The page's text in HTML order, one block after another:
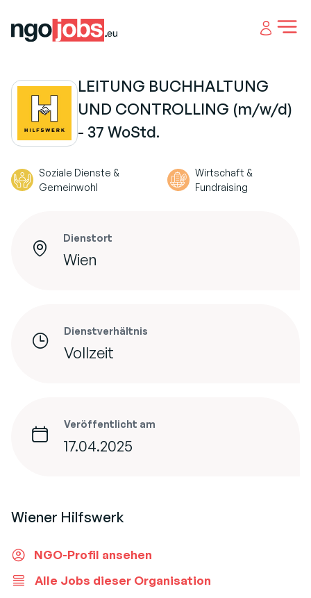
Open
LEITUNG BUCHHALTUNG
UND CONTROLLING (m/w/d)
- 37 WoStd.
Soziale Dienste &
Gemeinwohl
Wirtschaft &
Fundraising
Dienstort
Wien
Dienstverhältnis
Vollzeit
Veröffentlicht am
17.04.2025
Wiener Hilfswerk
NGO-Profil ansehen
Alle Jobs dieser Organisation